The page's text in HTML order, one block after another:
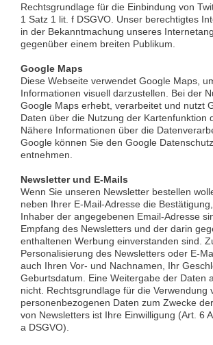
Rechtsgrundlage für die Einbindung von
1 Satz 1 lit. f DSGVO. Unser berechtigtes
in der Bekanntmachung unseres
gegenüber einem breiten Publikum.
Google Maps
Diese Webseite verwendet Google Maps,
Informationen visuell darzustellen. Bei der
Google Maps erhebt, verarbeitet und nutzt
Daten über die Nutzung der Kartenfunktion
Nähere Informationen über die
Google können Sie den Google
entnehmen.
Newsletter und E-Mails
Wenn Sie unseren Newsletter bestellen
neben Ihrer E-Mail-Adresse die
Inhaber der angegebenen Email-Adresse
Empfang des Newsletters und der darin
enthaltenen Werbung einverstanden sind.
Personalisierung des Newsletters oder E-
auch Ihren Vor- und Nachnamen, Ihr
Geburtsdatum. Eine Weitergabe der Daten
nicht. Rechtsgrundlage für die Verwendung
personenbezogenen Daten zum Zwecke
von Newsletters ist Ihre Einwilligung (Art. 6
a DSGVO).